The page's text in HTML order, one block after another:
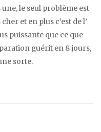
une, le seul problème est
et en plus c’est de l’
puissante que ce que
guérit en 8 jours,
sorte.